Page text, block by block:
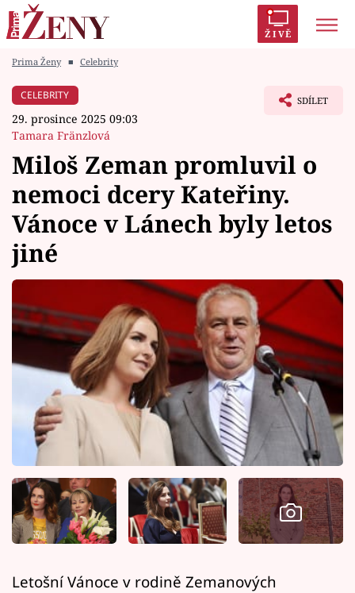
ŽIVĚ
Módní alarm
Témata
Celebrity
Vztahy
Seriály
Horoskopy
Sledujte prima+
Filmový festival Karlovy Vary
Pořady
Mámy sobě
Prima Ženy ■ Celebrity
CELEBRITY
29. prosince 2025 09:03
Tamara Fränzlová
SDÍLET
Miloš Zeman promluvil o
nemoci dcery Kateřiny.
Vánoce v Lánech byly letos
jiné
Letošní Vánoce v rodině Zemanových